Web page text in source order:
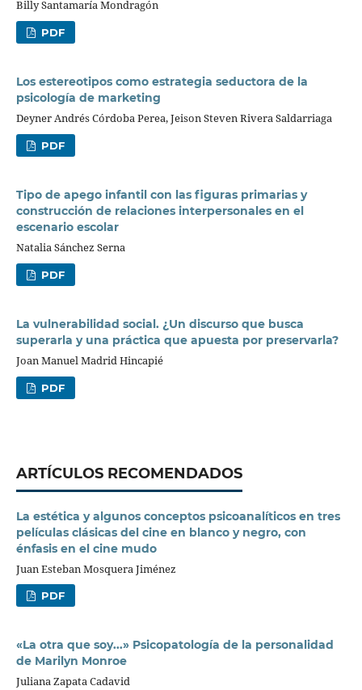
Billy Santamaría Mondragón
PDF
Los estereotipos como estrategia seductora de la
psicología de marketing
Deyner Andrés Córdoba Perea, Jeison Steven Rivera Saldarriaga
PDF
Tipo de apego infantil con las figuras primarias y
construcción de relaciones interpersonales en el
escenario escolar
Natalia Sánchez Serna
PDF
La vulnerabilidad social. ¿Un discurso que busca
superarla y una práctica que apuesta por preservarla?
Joan Manuel Madrid Hincapié
PDF
ARTÍCULOS RECOMENDADOS
La estética y algunos conceptos psicoanalíticos en tres
películas clásicas del cine en blanco y negro, con
énfasis en el cine mudo
Juan Esteban Mosquera Jiménez
PDF
«La otra que soy...» Psicopatología de la personalidad
de Marilyn Monroe
Juliana Zapata Cadavid